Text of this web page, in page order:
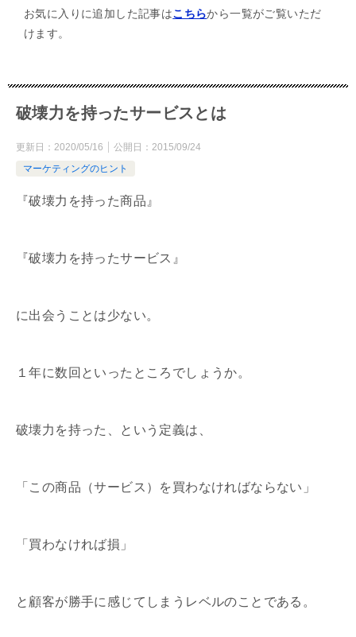
お気に入りに追加した記事はこちらから一覧がご覧いただ
けます。
破壊力を持ったサービスとは
更新日： 2020/05/16 公開日： 2015/09/24
マーケティングのヒント
『破壊力を持った商品』
『破壊力を持ったサービス』
に出会うことは少ない。
１年に数回といったところでしょうか。
破壊力を持った、という定義は、
「この商品（サービス）を買わなければならない」
「買わなければ損」
と顧客が勝手に感じてしまうレベルのことである。